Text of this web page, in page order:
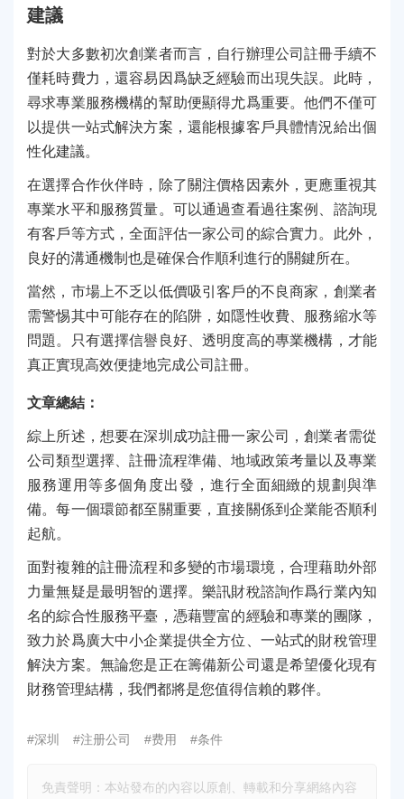
建議
對於大多數初次創業者而言，自行辦理公司註冊手續不
僅耗時費力，還容易因爲缺乏經驗而出現失誤。此時，
尋求專業服務機構的幫助便顯得尤爲重要。他們不僅可
以提供一站式解決方案，還能根據客戶具體情況給出個
性化建議。
在選擇合作伙伴時，除了關注價格因素外，更應重視其
專業水平和服務質量。可以通過查看過往案例、諮詢現
有客戶等方式，全面評估一家公司的綜合實力。此外，
良好的溝通機制也是確保合作順利進行的關鍵所在。
當然，市場上不乏以低價吸引客戶的不良商家，創業者
需警惕其中可能存在的陷阱，如隱性收費、服務縮水等
問題。只有選擇信譽良好、透明度高的專業機構，才能
真正實現高效便捷地完成公司註冊。
文章總結：
綜上所述，想要在深圳成功註冊一家公司，創業者需從
公司類型選擇、註冊流程準備、地域政策考量以及專業
服務運用等多個角度出發，進行全面細緻的規劃與準
備。每一個環節都至關重要，直接關係到企業能否順利
起航。
面對複雜的註冊流程和多變的市場環境，合理藉助外部
力量無疑是最明智的選擇。樂訊財稅諮詢作爲行業內知
名的綜合性服務平臺，憑藉豐富的經驗和專業的團隊，
致力於爲廣大中小企業提供全方位、一站式的財稅管理
解決方案。無論您是正在籌備新公司還是希望優化現有
財務管理結構，我們都將是您值得信賴的夥伴。
#深圳 #注册公司 #费用 #条件
免責聲明：本站發布的內容以原創、轉載和分享網絡內容